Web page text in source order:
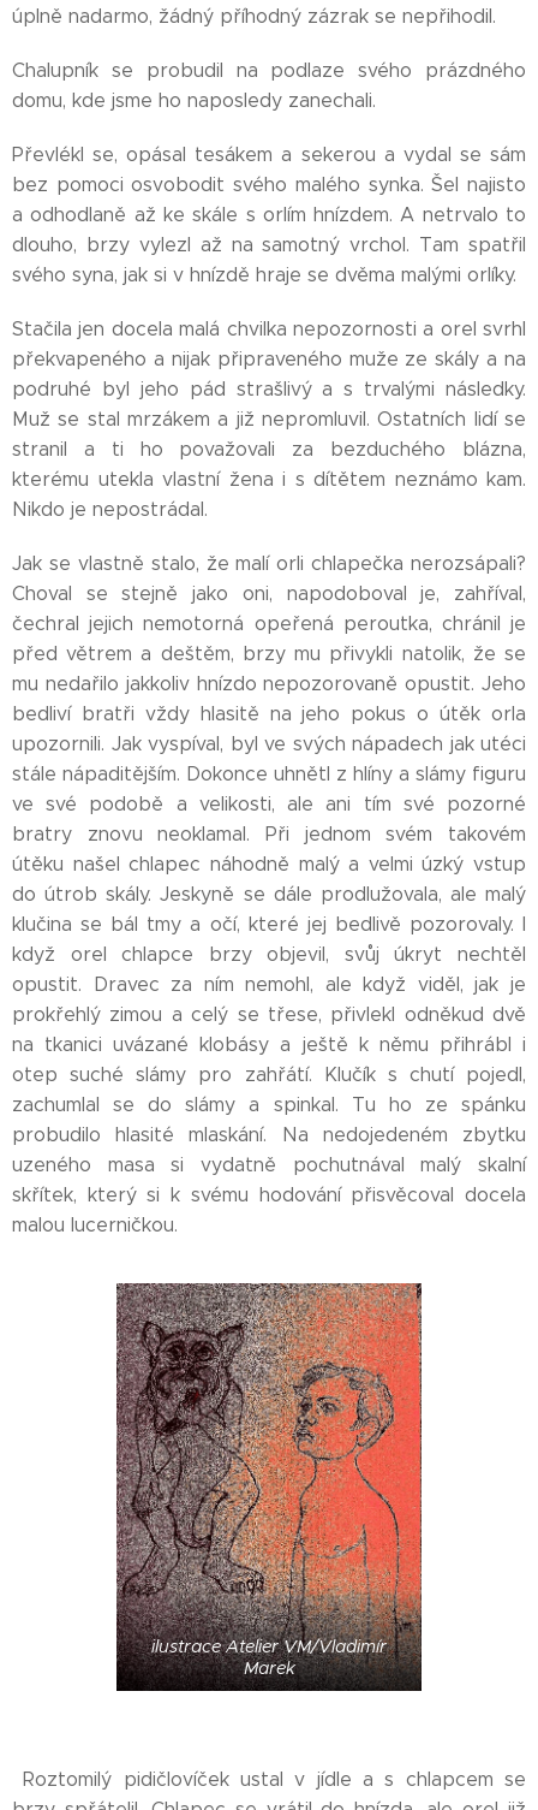
úplně nadarmo, žádný příhodný zázrak se nepřihodil.
Chalupník se probudil na podlaze svého prázdného
domu, kde jsme ho naposledy zanechali.
Převlékl se, opásal tesákem a sekerou a vydal se sám
bez pomoci osvobodit svého malého synka. Šel najisto
a odhodlaně až ke skále s orlím hnízdem. A netrvalo to
dlouho, brzy vylezl až na samotný vrchol. Tam spatřil
svého syna, jak si v hnízdě hraje se dvěma malými orlíky.
Stačila jen docela malá chvilka nepozornosti a orel svrhl
překvapeného a nijak připraveného muže ze skály a na
podruhé byl jeho pád strašlivý a s trvalými následky.
Muž se stal mrzákem a již nepromluvil. Ostatních lidí se
stranil a ti ho považovali za bezduchého blázna,
kterému utekla vlastní žena i s dítětem neznámo kam.
Nikdo je nepostrádal.
Jak se vlastně stalo, že malí orli chlapečka nerozsápali?
Choval se stejně jako oni, napodoboval je, zahříval,
čechral jejich nemotorná opeřená peroutka, chránil je
před větrem a deštěm, brzy mu přivykli natolik, že se
mu nedařilo jakkoliv hnízdo nepozorovaně opustit. Jeho
bedliví bratři vždy hlasitě na jeho pokus o útěk orla
upozornili. Jak vyspíval, byl ve svých nápadech jak utéci
stále nápaditějším. Dokonce uhnětl z hlíny a slámy figuru
ve své podobě a velikosti, ale ani tím své pozorné
bratry znovu neoklamal. Při jednom svém takovém
útěku našel chlapec náhodně malý a velmi úzký vstup
do útrob skály. Jeskyně se dále prodlužovala, ale malý
klučina se bál tmy a očí, které jej bedlivě pozorovaly. I
když orel chlapce brzy objevil, svůj úkryt nechtěl
opustit. Dravec za ním nemohl, ale když viděl, jak je
prokřehlý zimou a celý se třese, přivlekl odněkud dvě
na tkanici uvázané klobásy a ještě k němu přihrábl i
otep suché slámy pro zahřátí. Klučík s chutí pojedl,
zachumlal se do slámy a spinkal. Tu ho ze spánku
probudilo hlasité mlaskání. Na nedojedeném zbytku
uzeného masa si vydatně pochutnával malý skalní
skřítek, který si k svému hodování přisvěcoval docela
malou lucerničkou.
ilustrace Atelier VM/Vladimír
Marek
Roztomilý pidičlovíček ustal v jídle a s chlapcem se